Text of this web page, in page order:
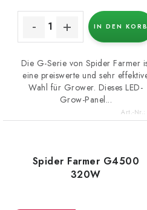
r
u
n
g
IN DEN KORB
Die G-Serie von Spider Farmer
eine preiswerte und sehr
Wahl für Grower. Dieses LED-
Grow-Panel...
Art.-
Spider Farmer G4500
320W